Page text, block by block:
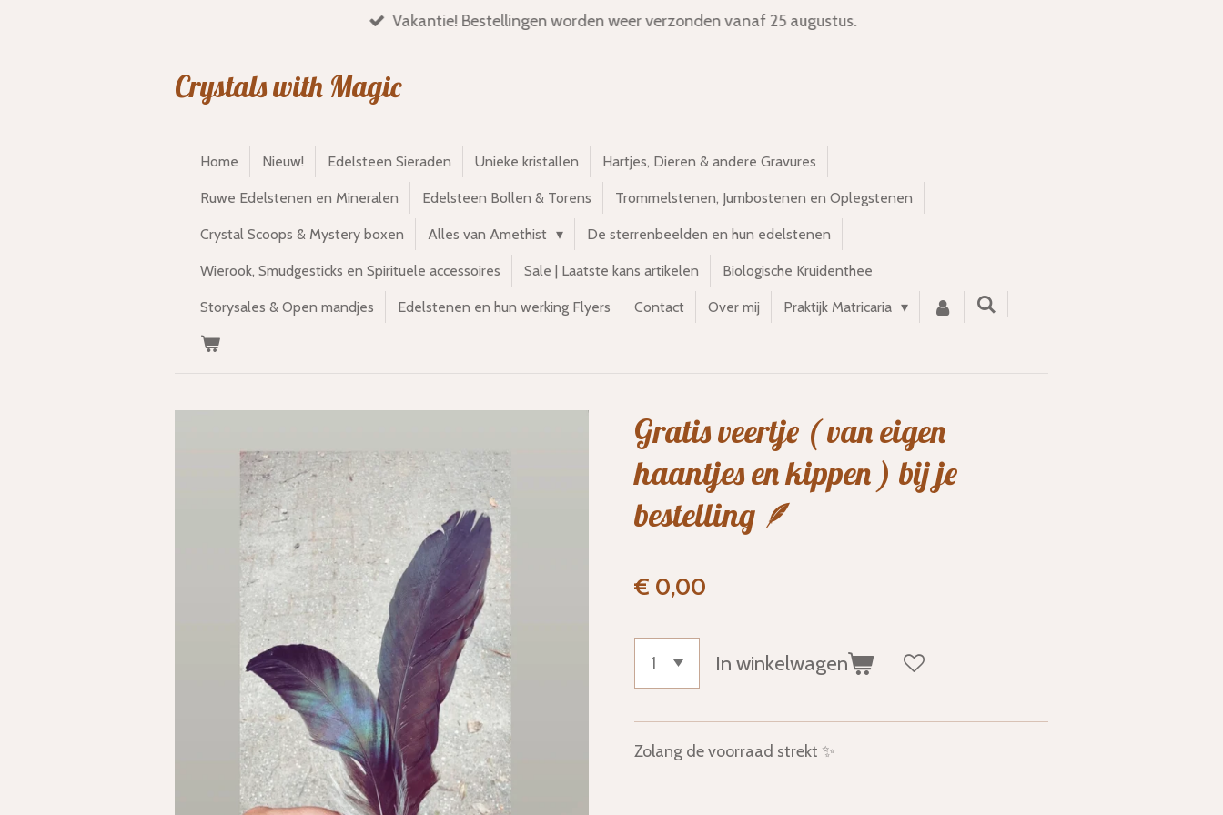
Vakantie! Bestellingen worden weer verzonden vanaf 25 augustus.
Crystals with Magic
Home Nieuw! Edelsteen Sieraden Unieke kristallen Hartjes, Dieren & andere Gravures
Ruwe Edelstenen en Mineralen Edelsteen Bollen & Torens Trommelstenen, Jumbostenen en Oplegstenen
Crystal Scoops & Mystery boxen Alles van Amethist De sterrenbeelden en hun edelstenen
Wierook, Smudgesticks en Spirituele accessoires Sale | Laatste kans artikelen Biologische Kruidenthee
Storysales & Open mandjes Edelstenen en hun werking Flyers Contact Over mij Praktijk Matricaria
Gratis veertje ( van eigen
haantjes en kippen ) bij je
bestelling 🪶
€ 0,00
In winkelwagen
Zolang de voorraad strekt ✨